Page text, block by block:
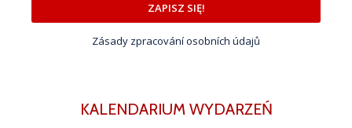
ZAPISZ SIĘ!
Zásady zpracování osobních údajů
KALENDARIUM WYDARZEŃ